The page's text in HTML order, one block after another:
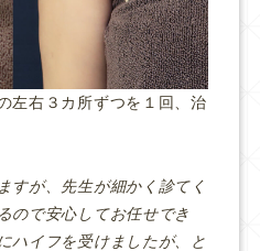
左右３カ所ずつを１回、治
すが、先生が細かく診てく
ので安心してお任せでき
ハイフを受けましたが、と